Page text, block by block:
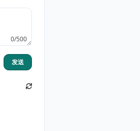
0/500
发送